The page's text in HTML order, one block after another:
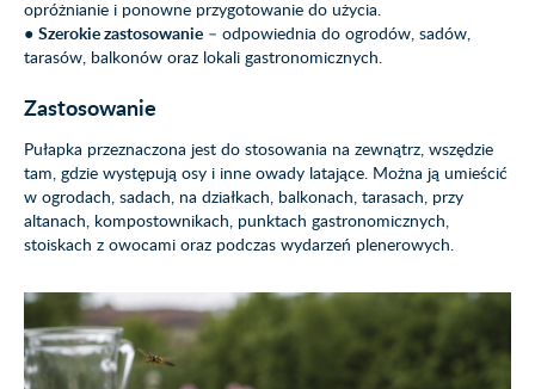
opróżnianie i ponowne przygotowanie do użycia.
● Szerokie zastosowanie – odpowiednia do ogrodów, sadów,
tarasów, balkonów oraz lokali gastronomicznych.
Zastosowanie
Pułapka przeznaczona jest do stosowania na zewnątrz, wszędzie
tam, gdzie występują osy i inne owady latające. Można ją umieścić
w ogrodach, sadach, na działkach, balkonach, tarasach, przy
altanach, kompostownikach, punktach gastronomicznych,
stoiskach z owocami oraz podczas wydarzeń plenerowych.